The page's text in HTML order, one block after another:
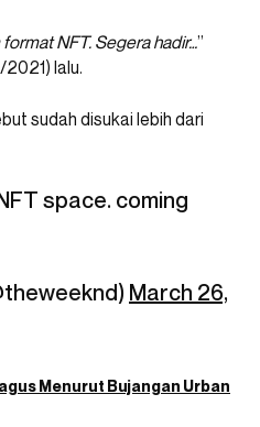
NFT. Segera hadir…”
lalu.
sudah disukai lebih dari
space. coming
March 26,
Menurut Bujangan Urban